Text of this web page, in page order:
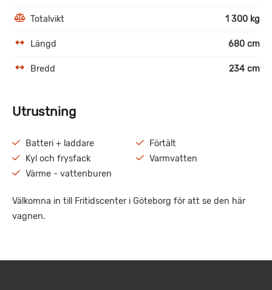
Totalvikt 1 300 kg
Längd 680 cm
Bredd 234 cm
Utrustning
Batteri + laddare
Förtält
Kyl och frysfack
Varmvatten
Värme - vattenburen
Välkomna in till Fritidscenter i Göteborg för att se den här
vagnen.